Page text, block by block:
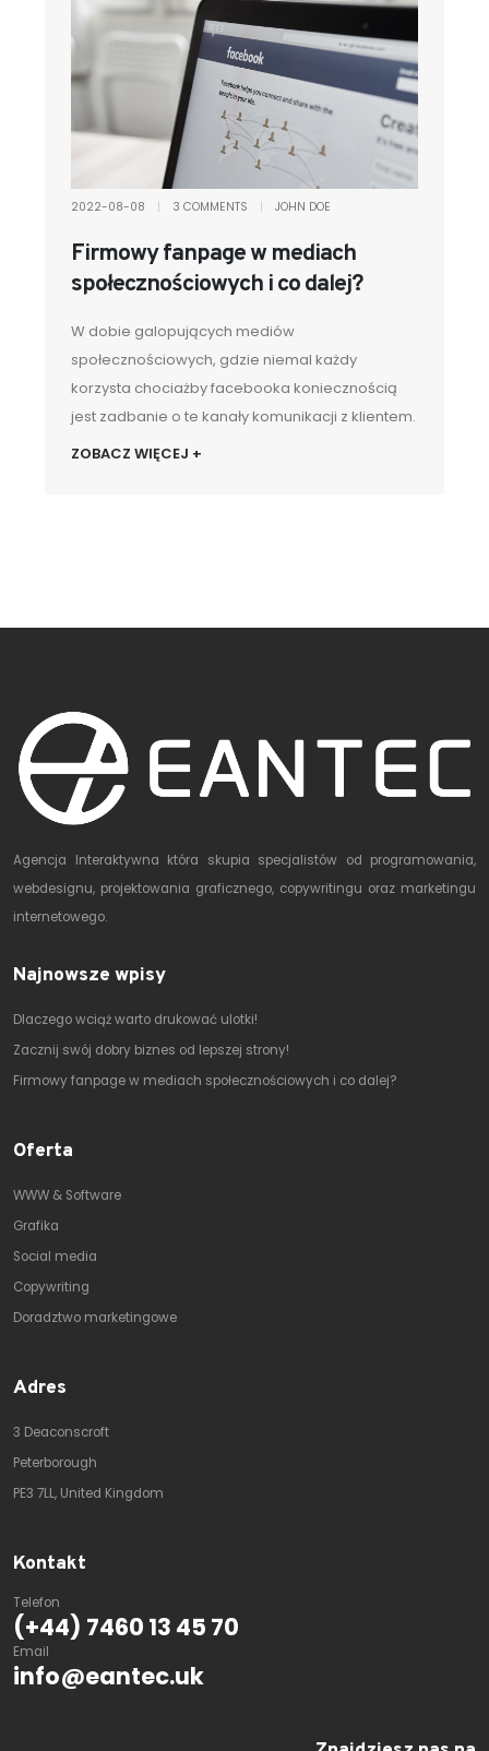
2022-08-08 3 COMMENTS JOHN DOE
Firmowy fanpage w mediach
społecznościowych i co dalej?
W dobie galopujących mediów
społecznościowych, gdzie niemal każdy
korzysta chociażby facebooka koniecznością
jest zadbanie o te kanały komunikacji z klientem.
ZOBACZ WIĘCEJ +
Agencja Interaktywna która skupia specjalistów od programowania,
webdesignu, projektowania graficznego, copywritingu oraz marketingu
internetowego.
Najnowsze wpisy
Dlaczego wciąż warto drukować ulotki!
Zacznij swój dobry biznes od lepszej strony!
Firmowy fanpage w mediach społecznościowych i co dalej?
Oferta
WWW & Software
Grafika
Social media
Copywriting
Doradztwo marketingowe
Adres
3 Deaconscroft
Peterborough
PE3 7LL, United Kingdom
Kontakt
Telefon
(+44) 7460 13 45 70
Email
info@eantec.uk